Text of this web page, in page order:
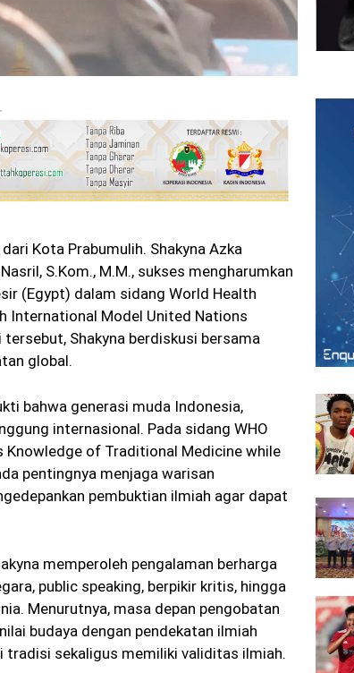
Kota Prabumulih. Shakyna Azka
S.Kom., M.M., sukses mengharumkan
(Egypt) dalam sidang World Health
International Model United Nations
Shakyna berdiskusi bersama
global.
bahwa generasi muda Indonesia,
internasional. Pada sidang WHO
Knowledge of Traditional Medicine while
pentingnya menjaga warisan
pembuktian ilmiah agar dapat
memperoleh pengalaman berharga
public speaking, berpikir kritis, hingga
Menurutnya, masa depan pengobatan
budaya dengan pendekatan ilmiah
sekaligus memiliki validitas ilmiah.